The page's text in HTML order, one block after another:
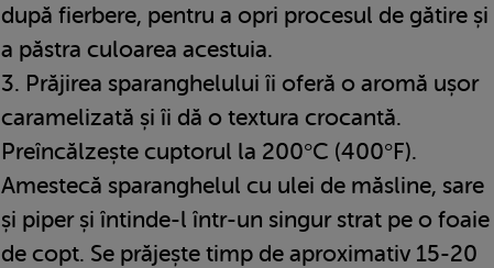
după fierbere, pentru a opri procesul de gătire și
a păstra culoarea acestuia.
3. Prăjirea sparanghelului îi oferă o aromă ușor
caramelizată și îi dă o textura crocantă.
Preîncălzește cuptorul la 200°C (400°F).
Amestecă sparanghelul cu ulei de măsline, sare
și piper și întinde-l într-un singur strat pe o foaie
de copt. Se prăjește timp de aproximativ 15-20